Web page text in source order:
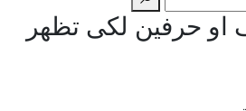
حرفين لكى تظهر